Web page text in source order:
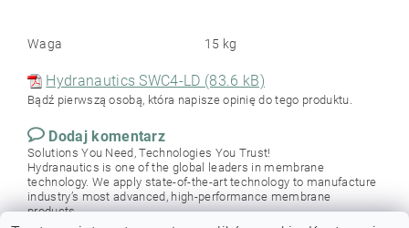
Waga 15 kg
Hydranautics SWC4-LD (83.6 kB)
Bądź pierwszą osobą, która napisze opinię do tego produktu.
Dodaj komentarz
Solutions You Need, Technologies You Trust!
Hydranautics is one of the global leaders in membrane
technology. We apply state-of-the-art technology to manufacture
industry’s most advanced, high-performance membrane
products.